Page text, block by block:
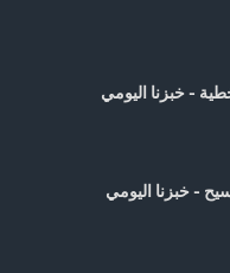
- خبزنا اليومي
- خبزنا اليومي